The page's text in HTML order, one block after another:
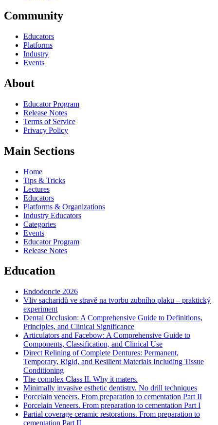
Community
Educators
Platforms
Industry
Events
About
Educator Program
Release Notes
Terms of Service
Privacy Policy
Main Sections
Home
Tips & Tricks
Lectures
Educators
Platforms & Organizations
Industry Educators
Categories
Events
Educator Program
Release Notes
Education
Endodoncie 2026
Vliv sacharidů ve stravě na tvorbu zubního plaku – praktický
experiment
Dental Occlusion: A Comprehensive Guide to Definitions,
Principles, and Clinical Significance
Articulators and Facebow: A Comprehensive Guide to
Components, Classification, and Clinical Use
Direct Relining of Complete Dentures: Permanent,
Temporary, Rigid, and Resilient Materials Including Tissue
Conditioning
The complex Class II. Why it maters.
Minimally invasive esthetic dentistry. No drill techniques
Porcelain veneers. From preparation to cementation Part II
Porcelain Veneers. From preparation to cementation Part I
Partial coverage ceramic restorations. From preparation to
cementation Part II